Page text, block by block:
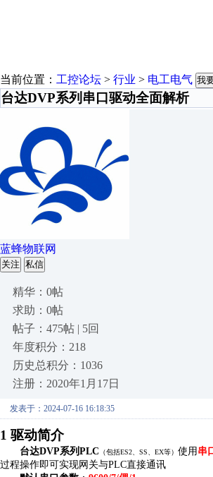
当前位置： 工控论坛 > 行业 > 电工电气 我
台达DVP系列串口驱动全面解析
蓝蜂物联网
关注 私信
精华：0帖
求助：0帖
帖子：475帖 | 5回
年度积分：218
历史总积分：1036
注册：2020年1月17日
发表于：2024-07-16 16:18:35
1 驱动简介
台达DVP系列 PLC （包括ES2 SS EX等） 使用 串
过程操作即可实现网关与PLC直接通讯